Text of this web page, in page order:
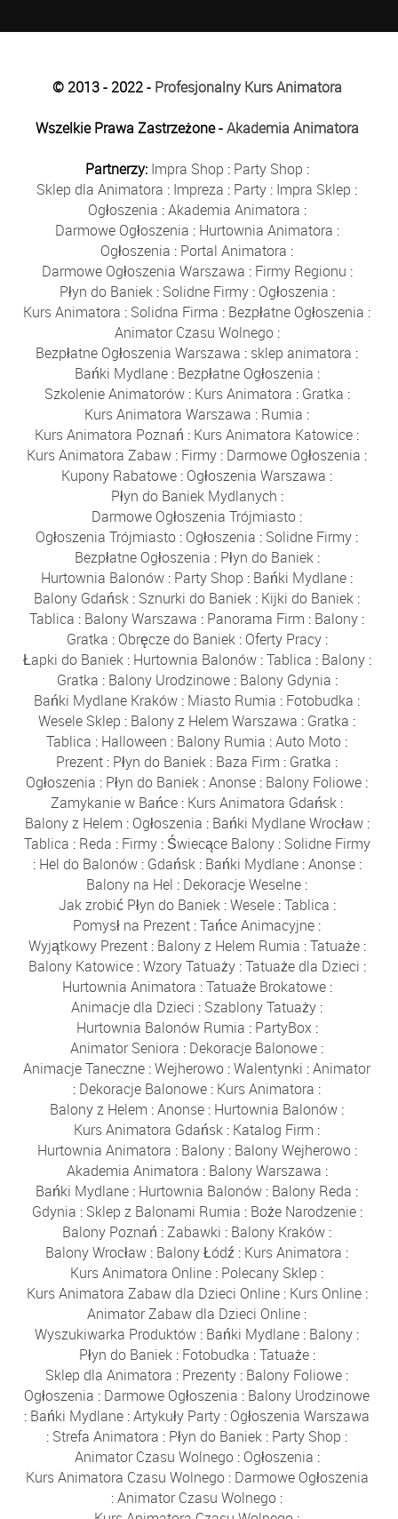
© 2013 - 2022 - Profesjonalny Kurs Animatora
Wszelkie Prawa Zastrzeżone -Akademia Animatora
Partnerzy: Impra Shop : Party Shop :
Sklep dla Animatora : Impreza : Party : Impra Sklep :
Ogłoszenia :Akademia Animatora :
Darmowe Ogłoszenia : Hurtownia Animatora :
Ogłoszenia : Portal Animatora :
Darmowe Ogłoszenia Warszawa : Firmy Regionu :
Płyn do Baniek: Solidne Firmy: Ogłoszenia :
Kurs Animatora : Solidna Firma : Bezpłatne Ogłoszenia :
Animator Czasu Wolnego:
Bezpłatne Ogłoszenia Warszawa : sklep animatora :
Bańki Mydlane: Bezpłatne Ogłoszenia :
Szkolenie Animatorów: Kurs Animatora : Gratka :
Kurs Animatora Warszawa : Rumia :
Kurs Animatora Poznań : Kurs Animatora Katowice :
Kurs Animatora Zabaw : Firmy : Darmowe Ogłoszenia :
Kupony Rabatowe : Ogłoszenia Warszawa :
Płyn do Baniek Mydlanych :
Darmowe Ogłoszenia Trójmiasto :
Ogłoszenia Trójmiasto : Ogłoszenia : Solidne Firmy :
Bezpłatne Ogłoszenia : Płyn do Baniek:
Hurtownia Balonów : Party Shop : Bańki Mydlane :
Balony Gdańsk : Sznurki do Baniek : Kijki do Baniek :
Tablica : Balony Warszawa : Panorama Firm : Balony :
Gratka : Obręcze do Baniek: Oferty Pracy:
Łapki do Baniek: Hurtownia Balonów:Tablica : Balony:
Gratka : Balony Urodzinowe: Balony Gdynia :
Bańki Mydlane Kraków : Miasto Rumia : Fotobudka :
Wesele Sklep : Balony z Helem Warszawa : Gratka :
Tablica : Halloween : Balony Rumia :Auto Moto :
Prezent : Płyn do Baniek : Baza Firm : Gratka :
Ogłoszenia : Płyn do Baniek :Anonse : Balony Foliowe :
Zamykanie w Bańce : Kurs Animatora Gdańsk :
Balony z Helem : Ogłoszenia : Bańki Mydlane Wrocław:
Tablica : Reda : Firmy: Świecące Balony: Solidne Firmy
: Hel do Balonów: Gdańsk: Bańki Mydlane:Anonse:
Balony na Hel : Dekoracje Weselne :
Jak zrobić Płyn do Baniek:Wesele:Tablica :
Pomysł na Prezent :Tańce Animacyjne :
Wyjątkowy Prezent: Balony z Helem Rumia :Tatuaże:
Balony Katowice:Wzory Tatuaży:Tatuaże dla Dzieci :
Hurtownia Animatora :Tatuaże Brokatowe:
Animacje dla Dzieci : Szablony Tatuaży :
Hurtownia Balonów Rumia : PartyBox:
Animator Seniora : Dekoracje Balonowe :
Animacje Taneczne :Wejherowo :Walentynki :Animator
: Dekoracje Balonowe : Kurs Animatora :
Balony z Helem :Anonse : Hurtownia Balonów :
Kurs Animatora Gdańsk : Katalog Firm :
Hurtownia Animatora : Balony: Balony Wejherowo:
Akademia Animatora : Balony Warszawa :
Bańki Mydlane : Hurtownia Balonów : Balony Reda :
Gdynia : Sklep z Balonami Rumia : Boże Narodzenie:
Balony Poznań :Zabawki : Balony Kraków :
Balony Wrocław : Balony Łódź : Kurs Animatora :
Kurs Animatora Online : Polecany Sklep :
Kurs Animatora Zabaw dla Dzieci Online: Kurs Online:
Animator Zabaw dla Dzieci Online :
Wyszukiwarka Produktów : Bańki Mydlane : Balony :
Płyn do Baniek: Fotobudka :Tatuaże:
Sklep dla Animatora : Prezenty : Balony Foliowe :
Ogłoszenia : Darmowe Ogłoszenia : Balony Urodzinowe
: Bańki Mydlane :Artykuły Party : Ogłoszenia Warszawa
: Strefa Animatora : Płyn do Baniek : Party Shop :
Animator Czasu Wolnego: Ogłoszenia :
Kurs Animatora Czasu Wolnego: Darmowe Ogłoszenia
:Animator Czasu Wolnego :